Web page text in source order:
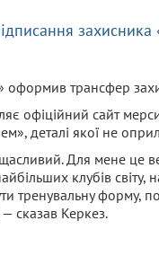
оформив трансфер
офіційний сайт
деталі якої не
Для мене це
клубів
тренувальну форму,
сказав Керкез.